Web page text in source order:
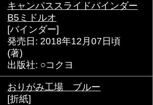
キャンパススライドバインダー
B5ミドルオ
[バインダー]
発売日: 2018年12月07日頃
(著)
出版社: ○コクヨ
おりがみ工場 ブルー
[折紙]